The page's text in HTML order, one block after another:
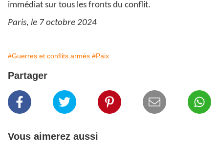
immédiat sur tous les fronts du conflit.
Paris, le 7 octobre 2024
#Guerres et conflits armés #Paix
Partager
Vous aimerez aussi